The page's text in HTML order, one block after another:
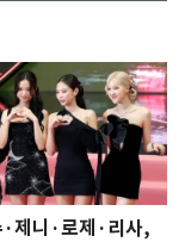
제니·로제·리사,